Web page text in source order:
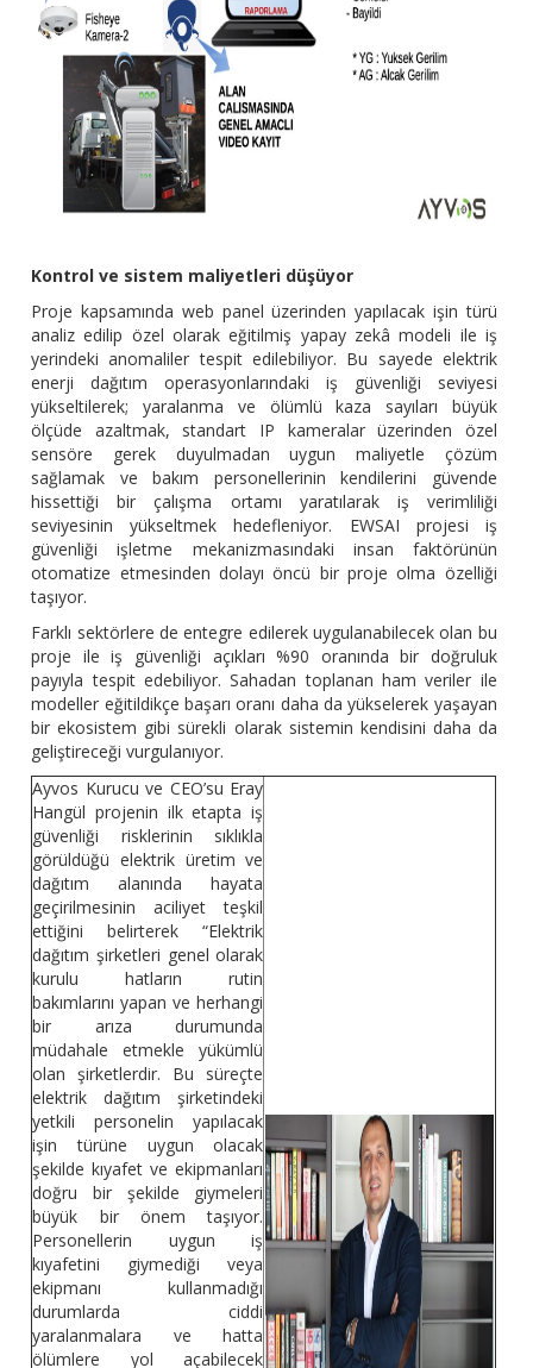
Kontrol ve sistem maliyetleri düşüyor
Proje kapsamında web panel üzerinden yapılacak işin türü
analiz edilip özel olarak eğitilmiş yapay zekâ modeli ile iş
yerindeki anomaliler tespit edilebiliyor. Bu sayede elektrik
enerji dağıtım operasyonlarındaki iş güvenliği seviyesi
yükseltilerek; yaralanma ve ölümlü kaza sayıları büyük
ölçüde azaltmak, standart IP kameralar üzerinden özel
sensöre gerek duyulmadan uygun maliyetle çözüm
sağlamak ve bakım personellerinin kendilerini güvende
hissettiği bir çalışma ortamı yaratılarak iş verimliliği
seviyesinin yükseltmek hedefleniyor. EWSAI projesi iş
güvenliği işletme mekanizmasındaki insan faktörünün
otomatize etmesinden dolayı öncü bir proje olma özelliği
taşıyor.
Farklı sektörlere de entegre edilerek uygulanabilecek olan bu
proje ile iş güvenliği açıkları %90 oranında bir doğruluk
payıyla tespit edebiliyor. Sahadan toplanan ham veriler ile
modeller eğitildikçe başarı oranı daha da yükselerek yaşayan
bir ekosistem gibi sürekli olarak sistemin kendisini daha da
geliştireceği vurgulanıyor.
Ayvos Kurucu ve CEO’su Eray
Hangül projenin ilk etapta iş
güvenliği risklerinin sıklıkla
görüldüğü elektrik üretim ve
dağıtım alanında hayata
geçirilmesinin aciliyet teşkil
ettiğini belirterek “Elektrik
dağıtım şirketleri genel olarak
kurulu hatların rutin
bakımlarını yapan ve herhangi
bir arıza durumunda
müdahale etmekle yükümlü
olan şirketlerdir. Bu süreçte
elektrik dağıtım şirketindeki
yetkili personelin yapılacak
işin türüne uygun olacak
şekilde kıyafet ve ekipmanları
doğru bir şekilde giymeleri
büyük bir önem taşıyor.
Personellerin uygun iş
kıyafetini giymediği veya
ekipmanı kullanmadığı
durumlarda ciddi
yaralanmalara ve hatta
ölümlere yol açabilecek